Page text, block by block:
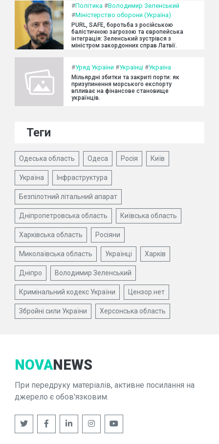
#Політика #Володимир Зеленський
#Міністерство оборони (Україна)
PURL, SAFE, боротьба з російською
балістичною загрозою та європейська
інтеграція: Зеленський зустрівся з
міністром закордонних справ Латвії.
#Уряд України #Українці #Україна
Мільярдні збитки та закриті порти: як
призупинення морського експорту
впливає на фінансове становище
українців.
Теги
Одеська область Одеса Росія Київ
Україна Інфраструктура
Безпілотний літальний апарат
Дніпропетровська область Київська область
Харківська область Росіяни
Миколаївська область Українці Харків
Дніпро Володимир Зеленський
Кримінальний кодекс України Цензор.нет
Збройні сили України Херсонська область
NOVANEWS
При передруку матеріалів, активне посилання на
джерело є обов'язковим.